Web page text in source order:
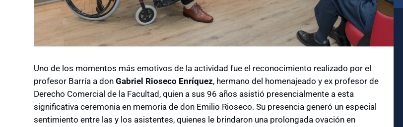
Uno de los momentos más emotivos de la actividad fue el reconocimiento realizado por el
profesor Barría a don Gabriel Rioseco Enríquez, hermano del homenajeado y ex profesor de
Derecho Comercial de la Facultad, quien a sus 96 años asistió presencialmente a esta
significativa ceremonia en memoria de don Emilio Rioseco. Su presencia generó un especial
sentimiento entre las y los asistentes, quienes le brindaron una prolongada ovación en